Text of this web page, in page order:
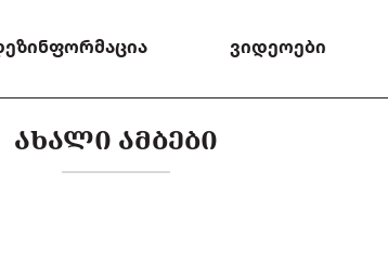
ვიდეოები
ᲐᲮᲐᲚᲘ ᲐᲛᲑᲔᲑᲘ